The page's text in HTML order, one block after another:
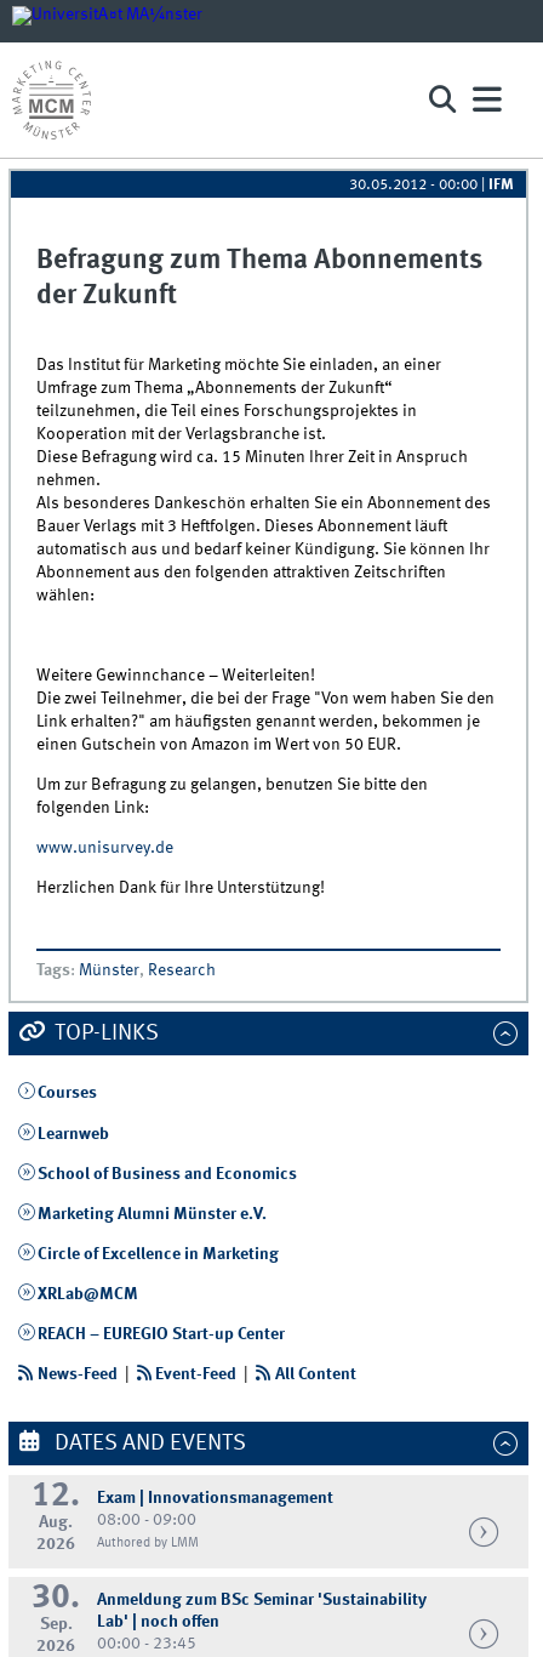
30.05.2012 - 00:00 IFM
Befragung zum Thema Abonnements
der Zukunft
Das Institut für Marketing möchte Sie einladen, an einer
Umfrage zum Thema „Abonnements der Zukunft“
teilzunehmen, die Teil eines Forschungsprojektes in
Kooperation mit der Verlagsbranche ist.
Diese Befragung wird ca. 15 Minuten Ihrer Zeit in Anspruch
nehmen.
Als besonderes Dankeschön erhalten Sie ein Abonnement des
Bauer Verlags mit 3 Heftfolgen. Dieses Abonnement läuft
automatisch aus und bedarf keiner Kündigung. Sie können Ihr
Abonnement aus den folgenden attraktiven Zeitschriften
wählen:
Weitere Gewinnchance – Weiterleiten!
Die zwei Teilnehmer, die bei der Frage "Von wem haben Sie den
Link erhalten?" am häufigsten genannt werden, bekommen je
einen Gutschein von Amazon im Wert von 50 EUR.
Um zur Befragung zu gelangen, benutzen Sie bitte den
folgenden Link:
www.unisurvey.de
Herzlichen Dank für Ihre Unterstützung!
Tags: Münster, Research
TOP-LINKS
Courses
Learnweb
School of Business and Economics
Marketing Alumni Münster e.V.
Circle of Excellence in Marketing
XRLab@MCM
REACH – EUREGIO Start-up Center
News-Feed Event-Feed | All Content
DATES AND EVENTS
12.
Aug.
2026
Exam | Innovationsmanagement
08:00 - 09:00
Authored by LMM
30.
Sep.
2026
Anmeldung zum BSc Seminar 'Sustainability
Lab' | noch offen
00:00 - 23:45